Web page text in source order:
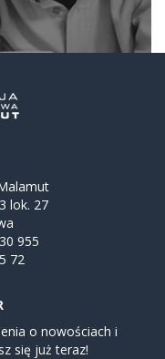
lok. 27
955
72
o nowościach i
się już teraz!